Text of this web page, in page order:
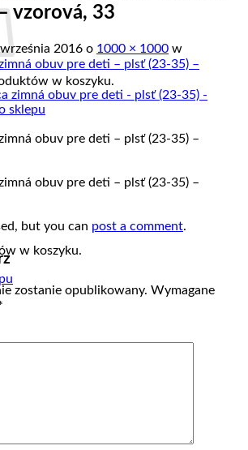
w koszyku.
sklepu
w koszyku.
vzorová, 33
2016 o 1000 × 1000 w
obuv pre deti – plsť (23-35) –
obuv pre deti – plsť (23-35) –
obuv pre deti – plsť (23-35) –
but you can post a comment.
zostanie opublikowany. Wymagane